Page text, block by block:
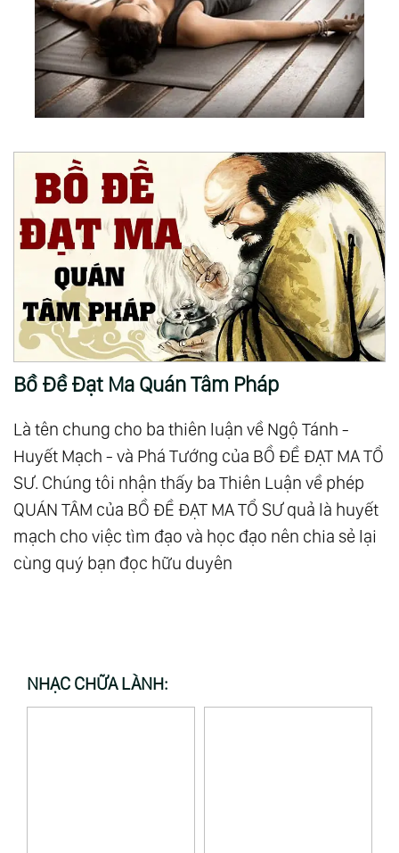
Bồ Đề Đạt Ma Quán Tâm Pháp
Là tên chung cho ba thiên luận về Ngộ Tánh -
Huyết Mạch - và Phá Tướng của BỒ ĐỀ ĐẠT MA TỔ
SƯ. Chúng tôi nhận thấy ba Thiên Luận về phép
QUÁN TÂM của BỒ ĐỀ ĐẠT MA TỔ SƯ quả là huyết
mạch cho việc tìm đạo và học đạo nên chia sẻ lại
cùng quý bạn đọc hữu duyên
NHẠC CHỮA LÀNH: